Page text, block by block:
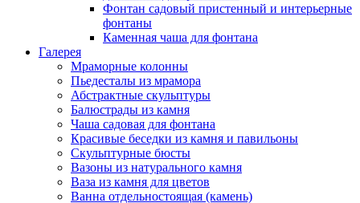
Фонтан садовый пристенный и интерьерные
фонтаны
Каменная чаша для фонтана
Галерея
Мраморные колонны
Пьедесталы из мрамора
Абстрактные скульптуры
Балюстрады из камня
Чаша садовая для фонтана
Красивые беседки из камня и павильоны
Скульптурные бюсты
Вазоны из натурального камня
Ваза из камня для цветов
Ванна отдельностоящая (камень)